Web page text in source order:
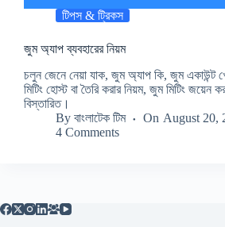
টিপস & ট্রিকস
জুম অ্যাপ ব্যবহারের নিয়ম
চলুন জেনে নেয়া যাক, জুম অ্যাপ কি, জুম একাউন্ট
মিটিং হোস্ট বা তৈরি করার নিয়ম, জুম মিটিং জয়েন
বিস্তারিত।
By বাংলাটেক টিম On August 20,
4 Comments